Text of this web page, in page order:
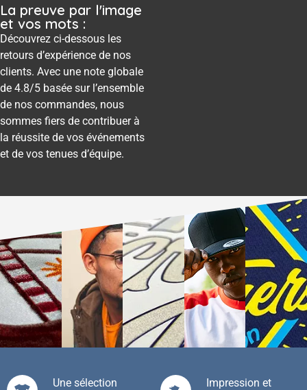
La preuve par l'image
et vos mots :
Découvrez ci-dessous les
retours d’expérience de nos
clients. Avec une note globale
de 4.8/5 basée sur l’ensemble
de nos commandes, nous
sommes fiers de contribuer à
la réussite de vos événements
et de vos tenues d’équipe.
Une sélection
Impression et